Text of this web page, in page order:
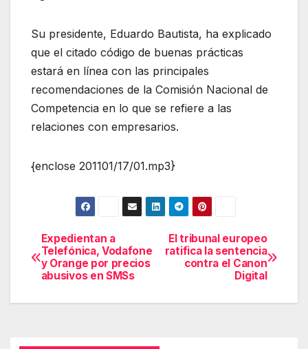
Su presidente, Eduardo Bautista, ha explicado
que el citado código de buenas prácticas
estará en línea con las principales
recomendaciones de la Comisión Nacional de
Competencia en lo que se refiere a las
relaciones con empresarios.
{enclose 201101/17/01.mp3}
Navegación
de
entradas
El tribunal europeo
ratifica la sentencia
contra el Canon
Digital
Expedientan a
Telefónica, Vodafone
y Orange por precios
abusivos en SMSs